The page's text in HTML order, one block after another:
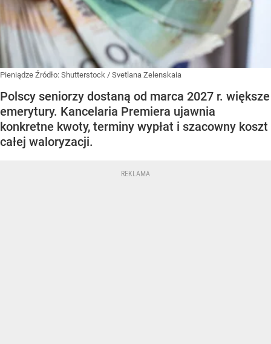
Pieniądze Źródło: Shutterstock / Svetlana Zelenskaia
Polscy seniorzy dostaną od marca 2027 r. większe
emerytury. Kancelaria Premiera ujawnia
konkretne kwoty, terminy wypłat i szacowny koszt
całej waloryzacji.